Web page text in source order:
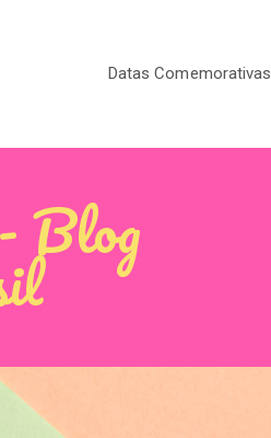
Datas Comemorativas
Blog